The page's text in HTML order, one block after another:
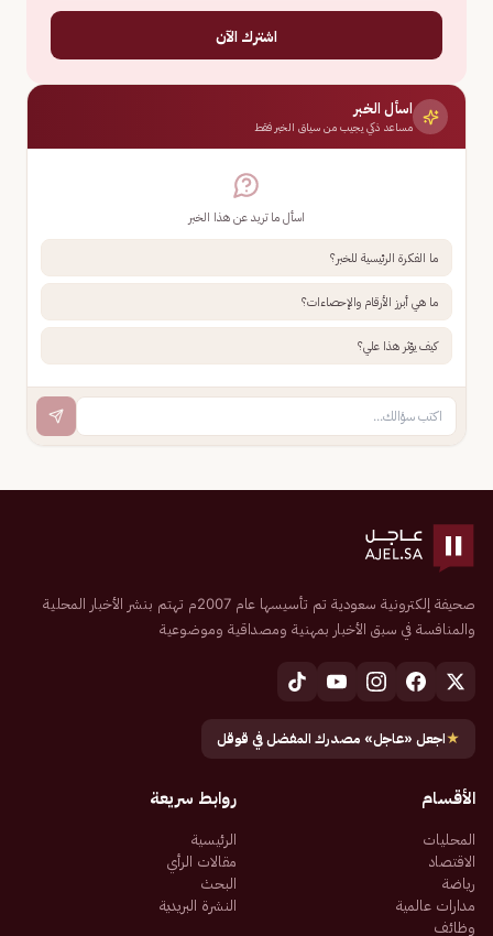
اشترك الآن
اسأل الخبر
مساعد ذكي يجيب من سياق الخبر فقط
اسأل ما تريد عن هذا الخبر
ما الفكرة الرئيسية للخبر؟
ما هي أبرز الأرقام والإحصاءات؟
كيف يؤثر هذا علي؟
صحيفة إلكترونية سعودية تم تأسيسها عام 2007م تهتم بنشر الأخبار المحلية
والمنافسة في سبق الأخبار بمهنية ومصداقية وموضوعية
★اجعل «عاجل» مصدرك المفضل في قوقل
الأقسام
المحليات
الاقتصاد
رياضة
مدارات عالمية
وظائف
روابط سريعة
الرئيسية
مقالات الرأي
البحث
النشرة البريدية